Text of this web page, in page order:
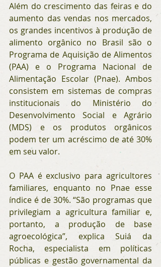
Além do crescimento das feiras e do
aumento das vendas nos mercados,
os grandes incentivos à produção de
alimento orgânico no Brasil são o
Programa de Aquisição de Alimentos
(PAA) e o Programa Nacional de
Alimentação Escolar (Pnae). Ambos
consistem em sistemas de compras
institucionais do Ministério do
Desenvolvimento Social e Agrário
(MDS) e os produtos orgânicos
podem ter um acréscimo de até 30%
em seu valor.
O PAA é exclusivo para agricultores
familiares, enquanto no Pnae esse
índice é de 30%. “São programas que
privilegiam a agricultura familiar e,
portanto, a produção de base
agroecológica”, explica Suiá da
Rocha, especialista em políticas
públicas e gestão governamental da